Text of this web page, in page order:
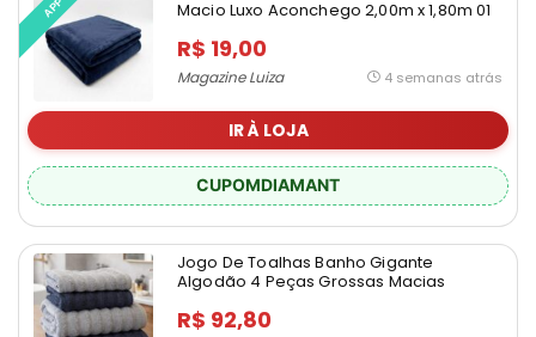
APP
Macio Luxo Aconchego 2,00m x 1,80m 01
R$ 19,00
Magazine Luiza 4 semanas atrás
IR À LOJA
CUPOMDIAMANT
Jogo De Toalhas Banho Gigante
Algodão 4 Peças Grossas Macias
R$ 92,80